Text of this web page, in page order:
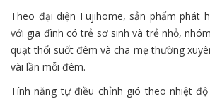
Theo đại diện Fujihome, sản phẩm phát
với gia đình có trẻ sơ sinh và trẻ nhỏ,
quạt thổi suốt đêm và cha mẹ thường
vài lần mỗi đêm.
Tính năng tự điều chỉnh gió theo nhiệt